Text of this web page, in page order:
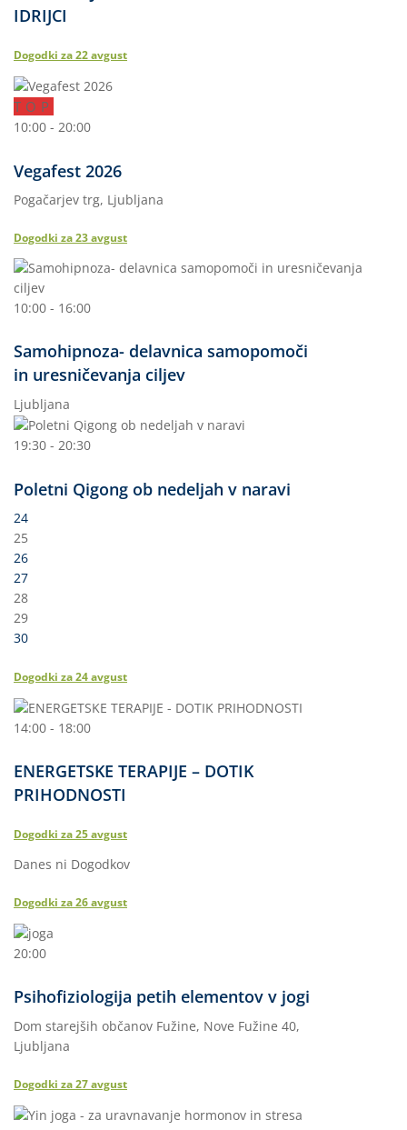
IDRIJCI
Dogodki za22avgust
TOP
10:00 - 20:00
Vegafest 2026
Pogačarjev trg, Ljubljana
Dogodki za23avgust
10:00 - 16:00
Samohipnoza- delavnica samopomoči
in uresničevanja ciljev
Ljubljana
19:30 - 20:30
Poletni Qigong ob nedeljah v naravi
24
25
26
27
28
29
30
Dogodki za24avgust
14:00 - 18:00
ENERGETSKE TERAPIJE – DOTIK
PRIHODNOSTI
Dogodki za25avgust
Danes ni Dogodkov
Dogodki za26avgust
20:00
Psihofiziologija petih elementov v jogi
Dom starejših občanov Fužine, Nove Fužine 40,
Ljubljana
Dogodki za27avgust